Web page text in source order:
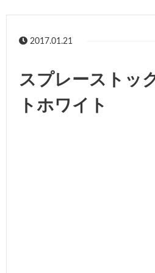
2017.01.21
スプレーストッ
トホワイト